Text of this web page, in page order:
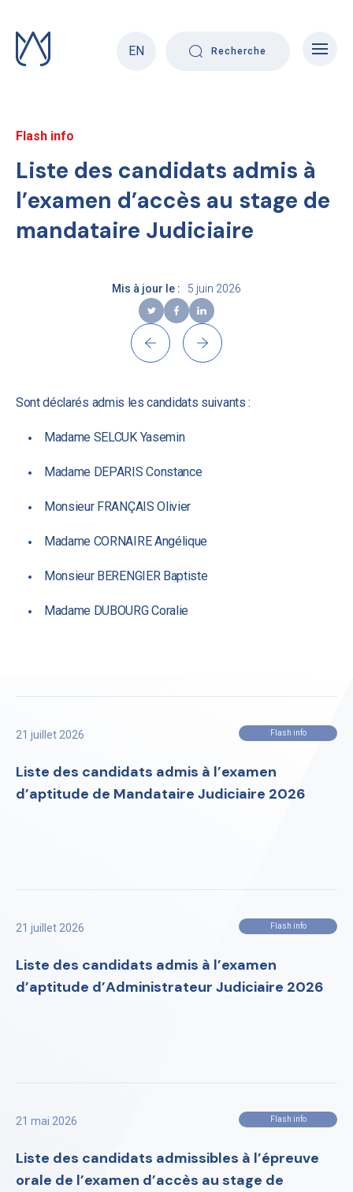
content
EN
Recherche
Flash info
Liste des candidats admis à
l’examen d’accès au stage de
mandataire Judiciaire
Mis à jour le : 5 juin 2026
Sont déclarés admis les candidats suivants :
Madame SELCUK Yasemin
Madame DEPARIS Constance
Monsieur FRANÇAIS Olivier
Madame CORNAIRE Angélique
Monsieur BERENGIER Baptiste
Madame DUBOURG Coralie
21 juillet 2026 Flash info
Liste des candidats admis à l’examen
d’aptitude de Mandataire Judiciaire 2026
21 juillet 2026 Flash info
Liste des candidats admis à l’examen
d’aptitude d’Administrateur Judiciaire 2026
21 mai 2026 Flash info
Liste des candidats admissibles à l’épreuve
orale de l’examen d’accès au stage de